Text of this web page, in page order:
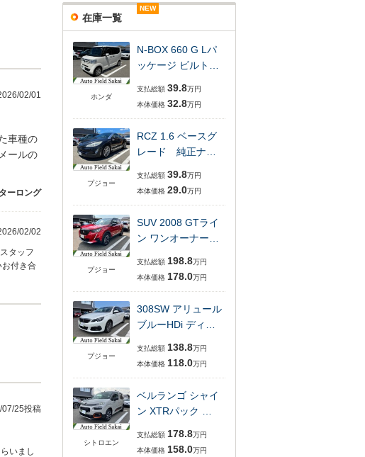
02/01
車種の
ールの
ーロング
02/02
タッフ
付き合
07/25投稿
いまし
在庫一覧
ホンダ
NEW
N-BOX 660 G Lパ
ッケージ ビルト…
支払総額 39.8万円
本体価格 32.8万円
プジョー
NEW
RCZ 1.6 ベースグ
レード 純正ナ…
支払総額 39.8万円
本体価格 29.0万円
プジョー
NEW
SUV 2008 GTライ
ン ワンオーナー…
支払総額 198.8万円
本体価格 178.0万円
プジョー
NEW
308SW アリュール
ブルーHDi ディ…
支払総額 138.8万円
本体価格 118.0万円
シトロエン
ベルランゴ シャイ
ン XTRパック …
支払総額 178.8万円
本体価格 158.0万円